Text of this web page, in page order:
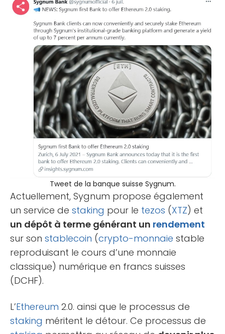
Tweet de la banque suisse Sygnum.
Actuellement, Sygnum propose également
un service de staking pour le tezos (XTZ) et
un dépôt à terme générant un rendement
sur son stablecoin (crypto-monnaie stable
reproduisant le cours d’une monnaie
classique) numérique en francs suisses
(DCHF).
L’Ethereum 2.0. ainsi que le processus de
staking méritent le détour. Ce processus de